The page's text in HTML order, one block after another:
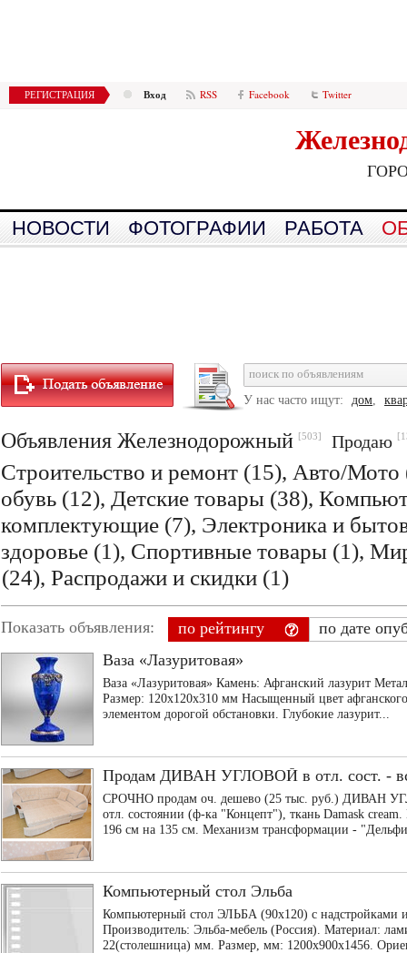
РЕГИСТРАЦИЯ Вход RSS Facebook Twitter
НОВОСТИ ФОТОГРАФИИ РАБОТА
У нас часто ищут: дом,
Объявления Железнодорожный [503] Продаю
Строительство и ремонт (15), Авто/Мото
обувь (12), Детские товары (38),
комплектующие (7), Электроника и
здоровье (1), Спортивные товары (1),
(24), Распродажи и скидки (1)
Показать объявления: по рейтингу
по дате
Ваза «Лазуритовая»
Ваза «Лазуритовая» Камень: Афганский лазурит
Размер: 120x120x310 мм Насыщенный цвет афганского
элементом дорогой обстановки. Глубокие лазурит...
Продам ДИВАН УГЛОВОЙ в отл. сост. -
СРОЧНО продам оч. дешево (25 тыс. руб.)
отл. состоянии (ф-ка "Концепт"), ткань Damask
196 см на 135 см. Механизм трансформации -
Компьютерный стол Эльба
Компьютерный стол ЭЛЬБА (90х120) с надстройками и
Производитель: Эльба-мебель (Россия). Материал:
22(столешница) мм. Размер, мм: 1200x900x1456.